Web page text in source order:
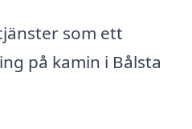
som ett
på kamin i Bålsta